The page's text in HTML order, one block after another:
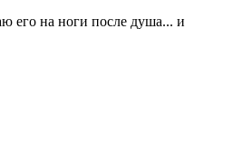
его на ноги после душа... и